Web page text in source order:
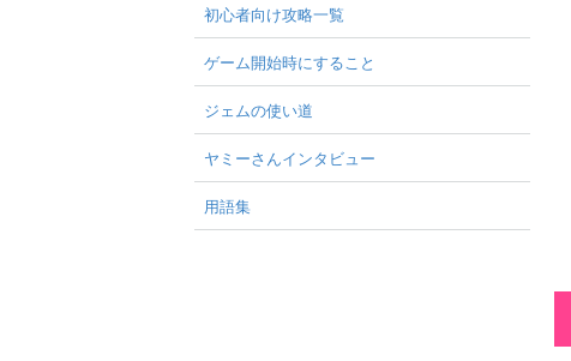
初心者向け攻略一覧
ゲーム開始時にすること
ジェムの使い道
ヤミーさんインタビュー
用語集